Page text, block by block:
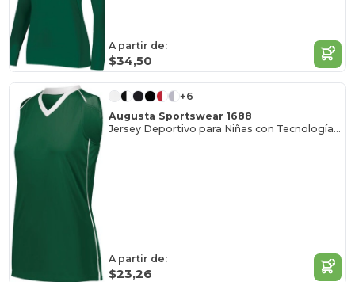
A partir de:
$34,50
+6
Augusta Sportswear 1688
Jersey Deportivo para Niñas con Tecnología Antimigración
A partir de:
$23,26